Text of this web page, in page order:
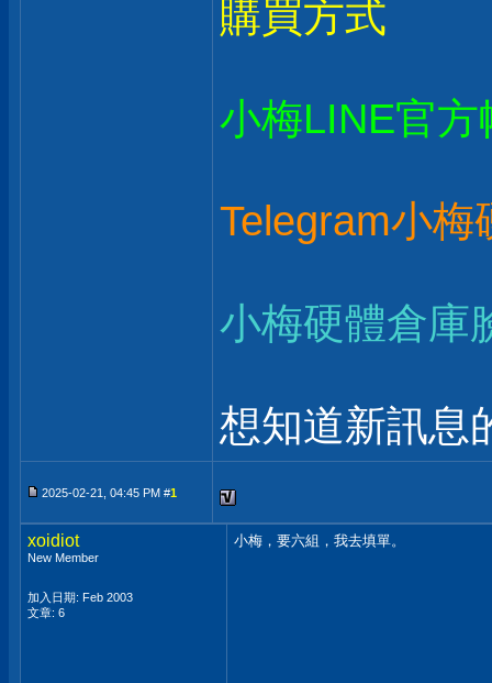
購買方式
小梅LINE官方
Telegram小梅
小梅硬體倉庫
想知道新訊息
2025-02-21, 04:45 PM #1
xoidiot
New Member
加入日期: Feb 2003
文章: 6
小梅，要六組，我去填單。